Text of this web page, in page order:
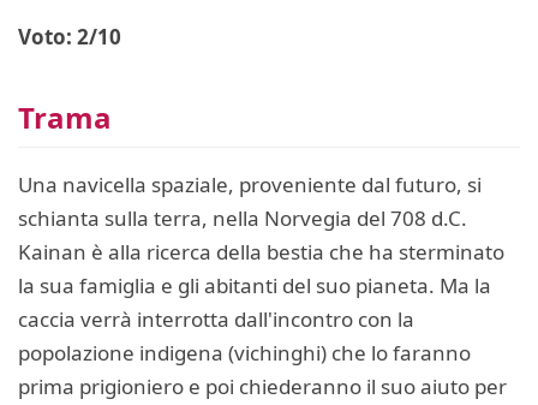
Voto: 2/10
Trama
Una navicella spaziale, proveniente dal futuro, si
schianta sulla terra, nella Norvegia del 708 d.C.
Kainan è alla ricerca della bestia che ha sterminato
la sua famiglia e gli abitanti del suo pianeta. Ma la
caccia verrà interrotta dall'incontro con la
popolazione indigena (vichinghi) che lo faranno
prima prigioniero e poi chiederanno il suo aiuto per